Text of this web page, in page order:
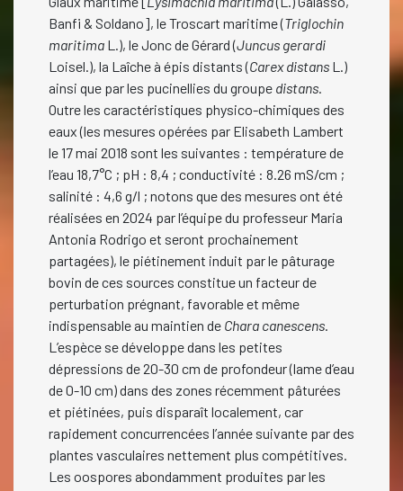
Banfi & Soldano], le Troscart maritime (Triglochin
maritima L.), le Jonc de Gérard (Juncus gerardi
Loisel.), la Laîche à épis distants (Carex distans L.)
ainsi que par les pucinellies du groupe distans.
Outre les caractéristiques physico-chimiques des
eaux (les mesures opérées par Elisabeth Lambert
le 17 mai 2018 sont les suivantes : température de
l’eau 18,7°C ; pH : 8,4 ; conductivité : 8.26 mS/cm ;
salinité : 4,6 g/l ; notons que des mesures ont été
réalisées en 2024 par l’équipe du professeur Maria
Antonia Rodrigo et seront prochainement
partagées), le piétinement induit par le pâturage
bovin de ces sources constitue un facteur de
perturbation prégnant, favorable et même
indispensable au maintien de Chara canescens.
L’espèce se développe dans les petites
dépressions de 20-30 cm de profondeur (lame d’eau
de 0-10 cm) dans des zones récemment pâturées
et piétinées, puis disparaît localement, car
rapidement concurrencées l’année suivante par des
plantes vasculaires nettement plus compétitives.
Les oospores abondamment produites par les